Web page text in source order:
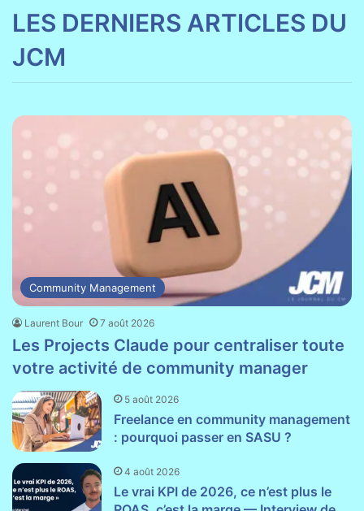
LES DERNIERS ARTICLES DU
JCM
Community Management
Laurent Bour 7 août 2026
Les Projects Claude pour centraliser toute
votre activité de community manager
5 août 2026
Freelance en community management
: pourquoi passer en SASU ?
4 août 2026
Le vrai KPI de 2026, ce n’est plus le